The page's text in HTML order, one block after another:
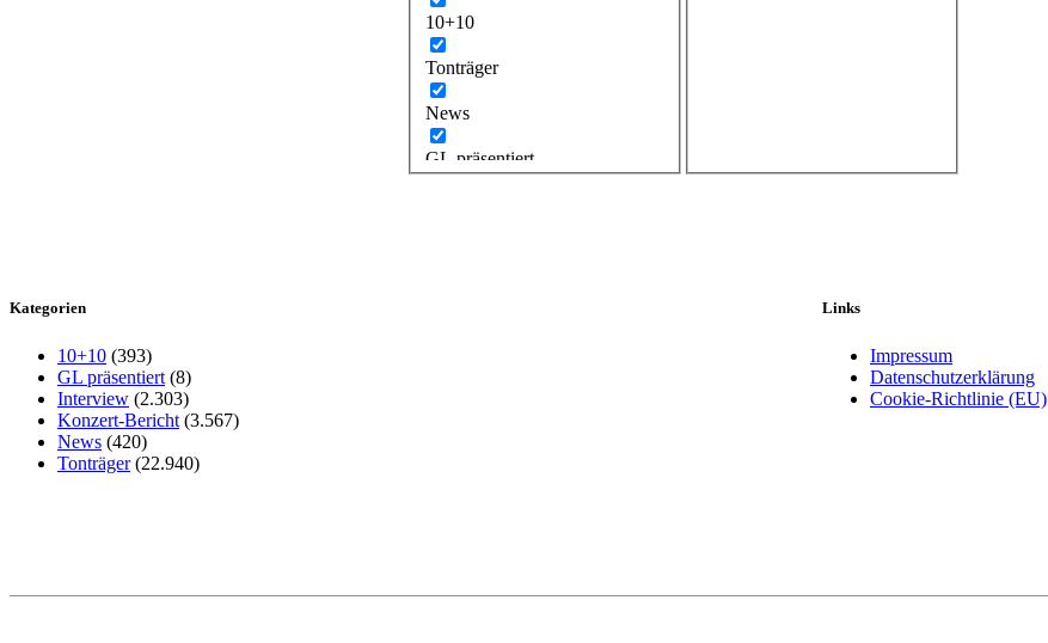
10+10
Tonträger
News
GL präsentiert
Kategorien
10+10 (393)
GL präsentiert (8)
Interview (2.303)
Konzert-Bericht (3.567)
News (420)
Tonträger(22.940)
Links
Impressum
Datenschutzerklärung
Cookie-Richtlinie (EU)